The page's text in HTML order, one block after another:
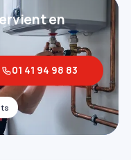
en
01 41 94 98 83